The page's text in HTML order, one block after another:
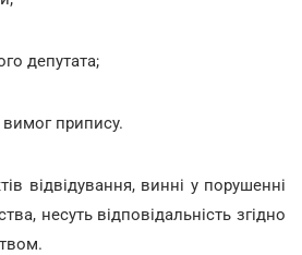
депутата;
вимог припису.
відвідування, винні у порушенні
несуть відповідальність згідно